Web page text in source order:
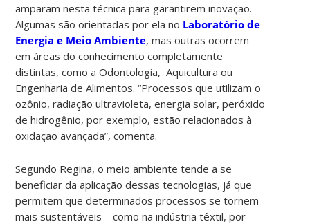
amparam nesta técnica para garantirem inovação.
Algumas são orientadas por ela no Laboratório de
Energia e Meio Ambiente, mas outras ocorrem
em áreas do conhecimento completamente
distintas, como a Odontologia, Aquicultura ou
Engenharia de Alimentos. “Processos que utilizam o
ozônio, radiação ultravioleta, energia solar, peróxido
de hidrogênio, por exemplo, estão relacionados à
oxidação avançada”, comenta.
Segundo Regina, o meio ambiente tende a se
beneficiar da aplicação dessas tecnologias, já que
permitem que determinados processos se tornem
mais sustentáveis – como na indústria têxtil, por